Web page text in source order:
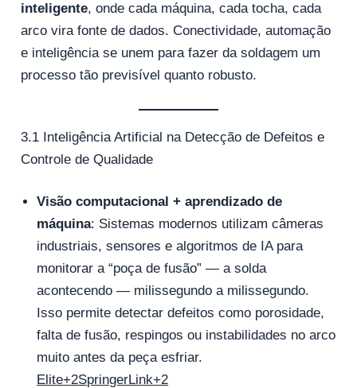
inteligente, onde cada máquina, cada tocha, cada
arco vira fonte de dados. Conectividade, automação
e inteligência se unem para fazer da soldagem um
processo tão previsível quanto robusto.
3.1 Inteligência Artificial na Detecção de Defeitos e
Controle de Qualidade
Visão computacional + aprendizado de
máquina: Sistemas modernos utilizam câmeras
industriais, sensores e algoritmos de IA para
monitorar a “poça de fusão” — a solda
acontecendo — milissegundo a milissegundo.
Isso permite detectar defeitos como porosidade,
falta de fusão, respingos ou instabilidades no arco
muito antes da peça esfriar.
Elite+2SpringerLink+2